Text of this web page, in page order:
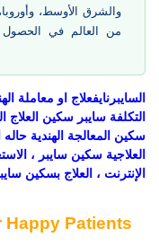
والشرق الأوسط،
من العالم في
التكلفة سايبر سكين العلاج
سكين المعالجة الهندية حاله
العلاجية سكين سايبر ،
الإنترنت ، العلاج بسكين
Happy Patients